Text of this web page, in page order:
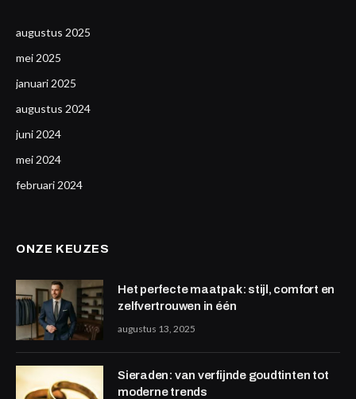
augustus 2025
mei 2025
januari 2025
augustus 2024
juni 2024
mei 2024
februari 2024
ONZE KEUZES
Het perfecte maatpak: stijl, comfort en
zelfvertrouwen in één
augustus 13, 2025
Sieraden: van verfijnde goudtinten tot
moderne trends